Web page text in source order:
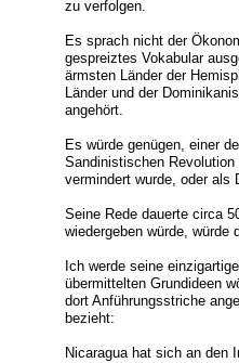
zu verfolgen.
Es sprach nicht der
gespreiztes Vokabular
ärmsten Länder der
Länder und der
angehört.
Es würde genügen, einer
Sandinistischen
vermindert wurde, oder als
Seine Rede dauerte circa
wiedergeben würde, würde
Ich werde seine
übermittelten Grundideen
dort Anführungsstriche
bezieht:
Nicaragua hat sich an den